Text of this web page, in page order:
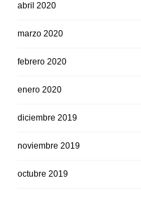
abril 2020
marzo 2020
febrero 2020
enero 2020
diciembre 2019
noviembre 2019
octubre 2019